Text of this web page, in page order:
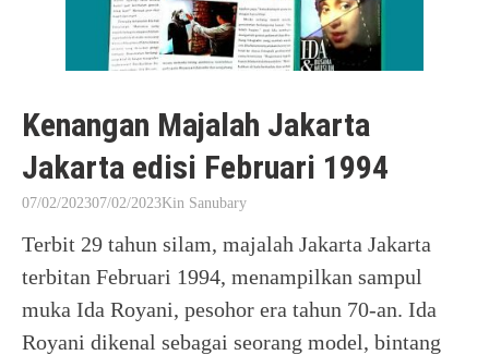
Kenangan Majalah Jakarta
Jakarta edisi Februari 1994
07/02/202307/02/2023Kin Sanubary
Terbit 29 tahun silam, majalah Jakarta Jakarta
terbitan Februari 1994, menampilkan sampul
muka Ida Royani, pesohor era tahun 70-an. Ida
Royani dikenal sebagai seorang model, bintang